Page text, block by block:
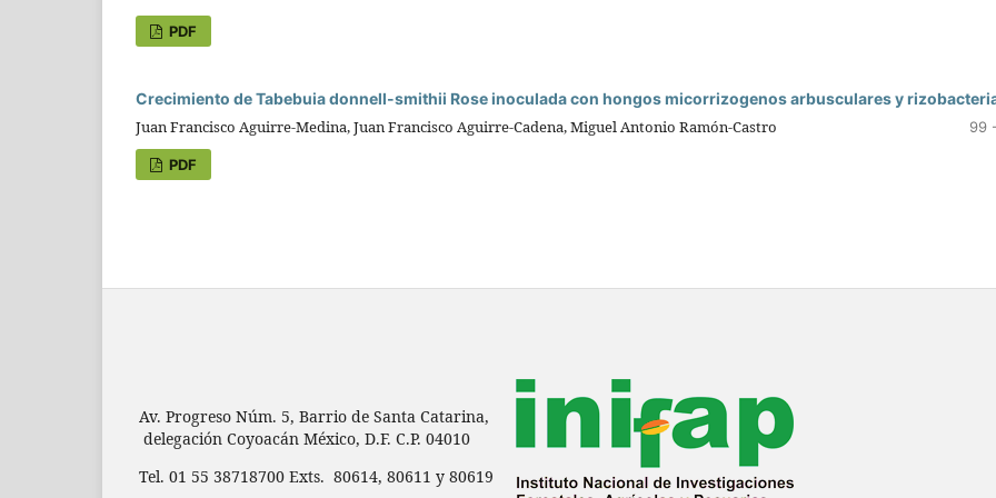
PDF
Crecimiento de Tabebuia donnell-smithii Rose inoculada con hongos micorrizogenos arbusculares y
Juan Francisco Aguirre-Medina, Juan Francisco Aguirre-Cadena, Miguel Antonio Ramón-Castro 99
PDF
Av. Progreso Núm. 5, Barrio de Santa Catarina,
delegación Coyoacán México, D.F. C.P. 04010
Tel. 01 55 38718700 Exts. 80614, 80611 y 80619